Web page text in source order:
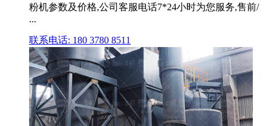
粉机参数及价格,公司客服电话7*24小时为您服务,售前/
...
联系电话: 180 3780 8511